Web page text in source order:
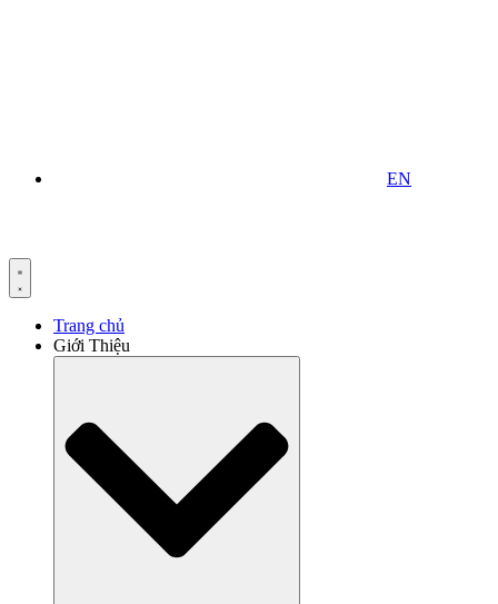
EN
Trang chủ
Giới Thiệu